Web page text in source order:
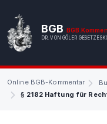
BGB
DR. VON GÖLER
Online BGB-Kommentar
§ 2182 Haftung für